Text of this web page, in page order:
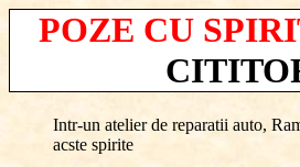
POZE CU
Intr-un atelier de reparatii auto,
acste spirite